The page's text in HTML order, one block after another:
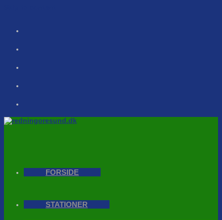
FORSIDE
STATIONER